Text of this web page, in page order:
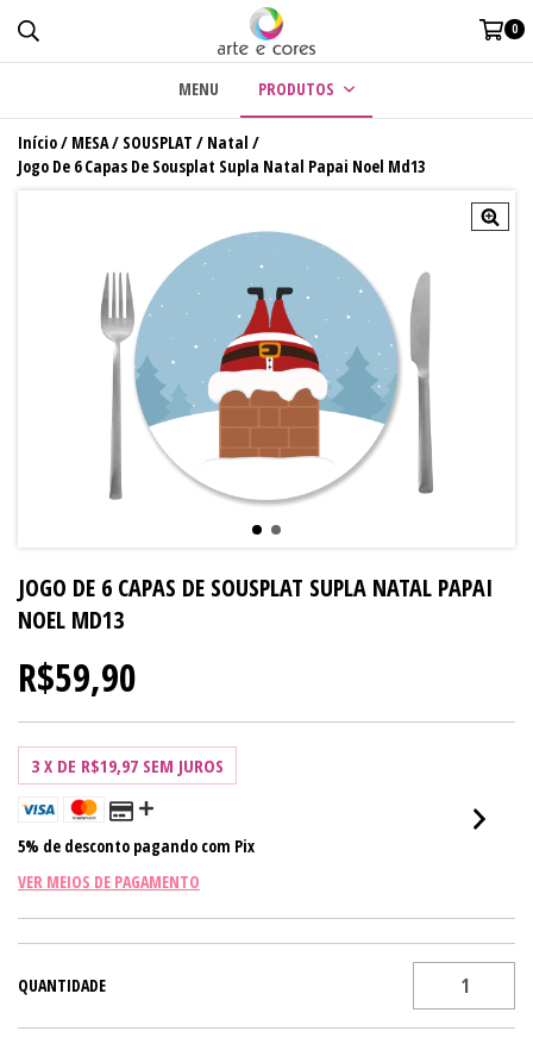
0
MENU PRODUTOS
Início/ MESA/ SOUSPLAT / Natal /
Jogo De 6 Capas De Sousplat Supla Natal Papai Noel Md13
JOGO DE 6 CAPAS DE SOUSPLAT SUPLA NATAL PAPAI
NOEL MD13
R$59,90
3 X DE R$19,97 SEM JUROS
5% de desconto pagando com Pix
VER MEIOS DE PAGAMENTO
QUANTIDADE